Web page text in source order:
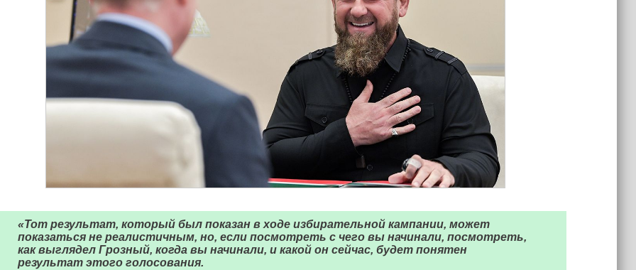
«Тот результат, который был показан в ходе избирательной кампании, может
показаться не реалистичным, но, если посмотреть с чего вы начинали, посмотреть,
как выглядел Грозный, когда вы начинали, и какой он сейчас, будет понятен
результат этого голосования.